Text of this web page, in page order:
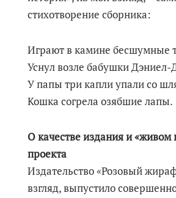
стихотворение сборника:
Играют в камине бесшумные
Уснул возле бабушки Дэниел-
У папы три капли упали со
Кошка согрела озябшие лапы.
О качестве издания и
проекта
Издательство «Розовый
взгляд, выпустило